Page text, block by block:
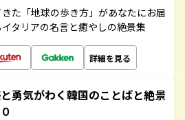
た「地球の歩き方」があなたにお届
タリアの名言と癒やしの絶景集
詳細を見る
勇気がわく韓国のことばと絶景